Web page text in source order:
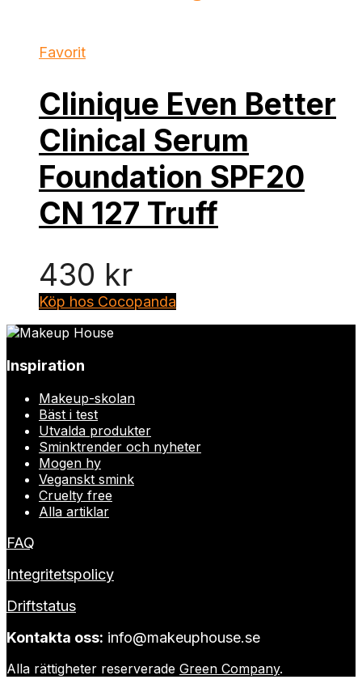
Favorit
Clinique Even Better
Clinical Serum
Foundation SPF20
CN 127 Truff
430 kr
Köp hos Cocopanda
Inspiration
Makeup-skolan
Bäst i test
Utvalda produkter
Sminktrender och nyheter
Mogen hy
Veganskt smink
Cruelty free
Alla artiklar
FAQ
Integritetspolicy
Driftstatus
Kontakta oss: info@makeuphouse.se
Alla rättigheter reserverade Green Company.